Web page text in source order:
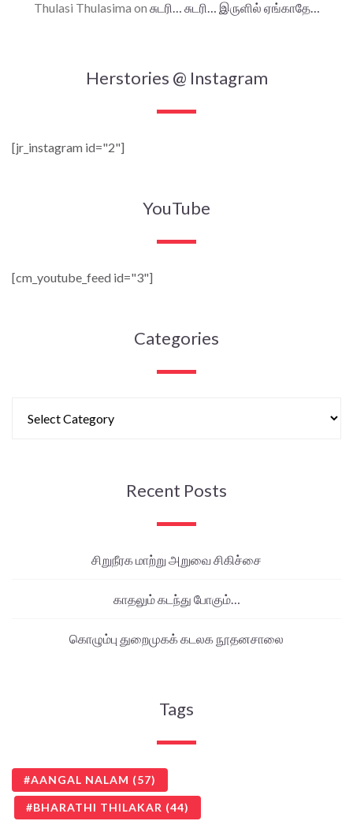
Thulasi Thulasima on சுடரி… சுடரி… இருளில் ஏங்காதே…
Herstories @ Instagram
[jr_instagram id="2"]
YouTube
[cm_youtube_feed id="3"]
Categories
Recent Posts
சிறுநீரக மாற்று அறுவை சிகிச்சை
காதலும் கடந்து போகும்…
கொழும்பு துறைமுகக் கடலக நூதனசாலை
Tags
AANGAL NALAM (57)
BHARATHI THILAKAR (44)